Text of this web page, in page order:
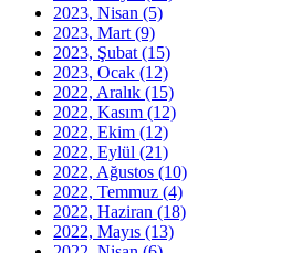
2023, Nisan (5)
2023, Mart (9)
2023, Şubat (15)
2023, Ocak (12)
2022, Aralık (15)
2022, Kasım (12)
2022, Ekim (12)
2022, Eylül (21)
2022, Ağustos (10)
2022, Temmuz (4)
2022, Haziran (18)
2022, Mayıs (13)